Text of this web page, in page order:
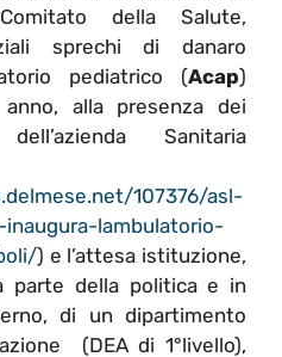
della Salute,
sprechi di danaro
pediatrico (Acap)
alla presenza dei
Sanitaria
107376/asl-
lambulatorio-
) e l’attesa istituzione,
parte della politica e in
di un dipartimento
(DEA di 1°livello),